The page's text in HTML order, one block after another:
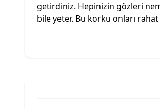
getirdiniz. Hepinizin gözleri
bile yeter. Bu korku onları